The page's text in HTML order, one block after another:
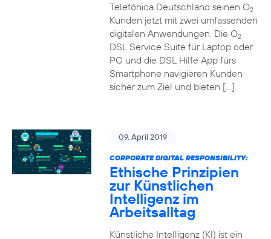
Telefónica Deutschland seinen O2
Kunden jetzt mit zwei umfassenden
digitalen Anwendungen. Die O2
DSL Service Suite für Laptop oder
PC und die DSL Hilfe App fürs
Smartphone navigieren Kunden
sicher zum Ziel und bieten […]
09. April 2019
CORPORATE DIGITAL RESPONSIBILITY:
Ethische Prinzipien
zur Künstlichen
Intelligenz im
Arbeitsalltag
Künstliche Intelligenz (KI) ist ein